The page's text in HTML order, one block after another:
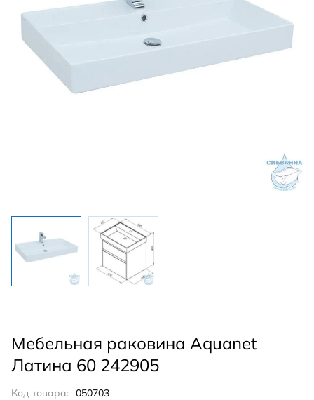
Мебельная раковина Aquanet
Латина 60 242905
Код товара: 050703